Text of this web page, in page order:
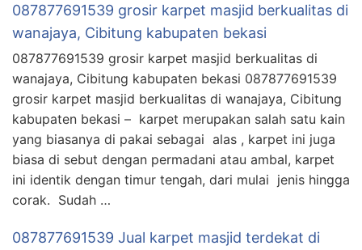
087877691539 grosir karpet masjid berkualitas di
wanajaya, Cibitung kabupaten bekasi
087877691539 grosir karpet masjid berkualitas di
wanajaya, Cibitung kabupaten bekasi 087877691539
grosir karpet masjid berkualitas di wanajaya, Cibitung
kabupaten bekasi – karpet merupakan salah satu kain
yang biasanya di pakai sebagai alas , karpet ini juga
biasa di sebut dengan permadani atau ambal, karpet
ini identik dengan timur tengah, dari mulai jenis hingga
corak. Sudah …
087877691539 Jual karpet masjid terdekat di